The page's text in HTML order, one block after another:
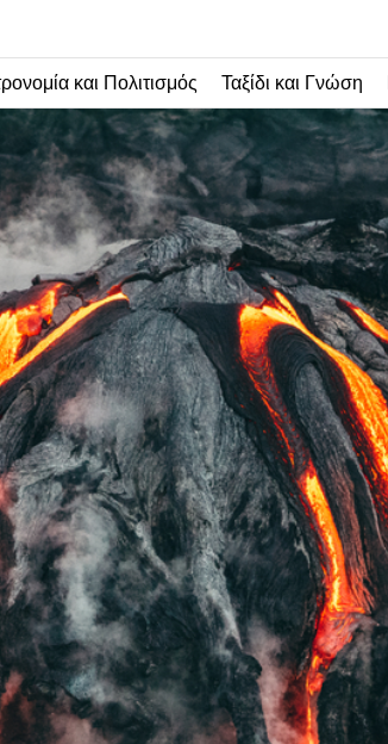
και Πολιτισμός Ταξίδι και Γνώση